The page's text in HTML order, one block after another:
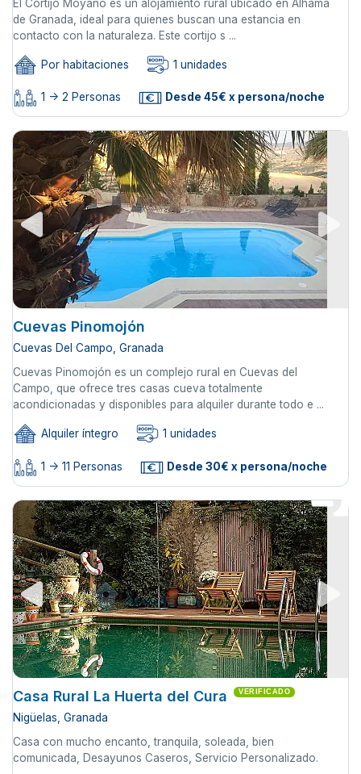
El Cortijo Moyano es un alojamiento rural ubicado en Alhama
de Granada, ideal para quienes buscan una estancia en
contacto con la naturaleza. Este cortijo s ...
Por habitaciones 1 unidades
1 -> 2 Personas Desde 45€ x persona/noche
Cuevas Pinomojón
Cuevas Del Campo, Granada
Cuevas Pinomojón es un complejo rural en Cuevas del
Campo, que ofrece tres casas cueva totalmente
acondicionadas y disponibles para alquiler durante todo e ...
Alquiler íntegro 1 unidades
1 -> 11 Personas Desde 30€ x persona/noche
Casa Rural La Huerta del Cura VERIFICADO
Nigüelas, Granada
Casa con mucho encanto, tranquila, soleada, bien
comunicada, Desayunos Caseros, Servicio Personalizado.